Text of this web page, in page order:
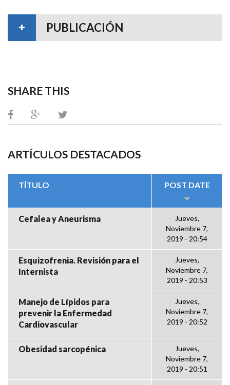
PUBLICACIÓN
SHARE THIS
ARTÍCULOS DESTACADOS
TÍTULO POST DATE
Cefalea y Aneurisma
Jueves,
Noviembre 7,
2019 - 20:54
Esquizofrenia. Revisión para el
Internista
Jueves,
Noviembre 7,
2019 - 20:53
Manejo de Lípidos para
prevenir la Enfermedad
Cardiovascular
Jueves,
Noviembre 7,
2019 - 20:52
Obesidad sarcopénica
Jueves,
Noviembre 7,
2019 - 20:51